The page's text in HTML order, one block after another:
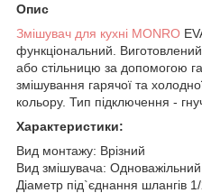
Опис
Змішувач для кухні MONRO
функціональний. Виготовлений
або стільницю за допомогою
змішування гарячої та
кольору. Тип підключення -
Характеристики:
Вид монтажу: Врізний
Вид змішувача: Одноважільний
Діаметр під`єднання шлангів 1/